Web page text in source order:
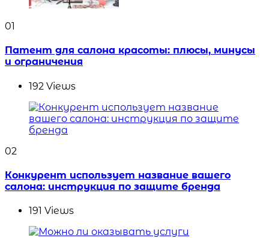
01
Патент для салона красоты: плюсы, минусы
и ограничения
192 Views
02
Конкурент использует название вашего
салона: инструкция по защите бренда
191 Views